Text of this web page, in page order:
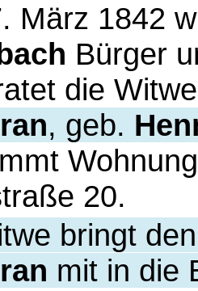
März 1842
Bürger
die
, geb.
20.
bringt
mit in die